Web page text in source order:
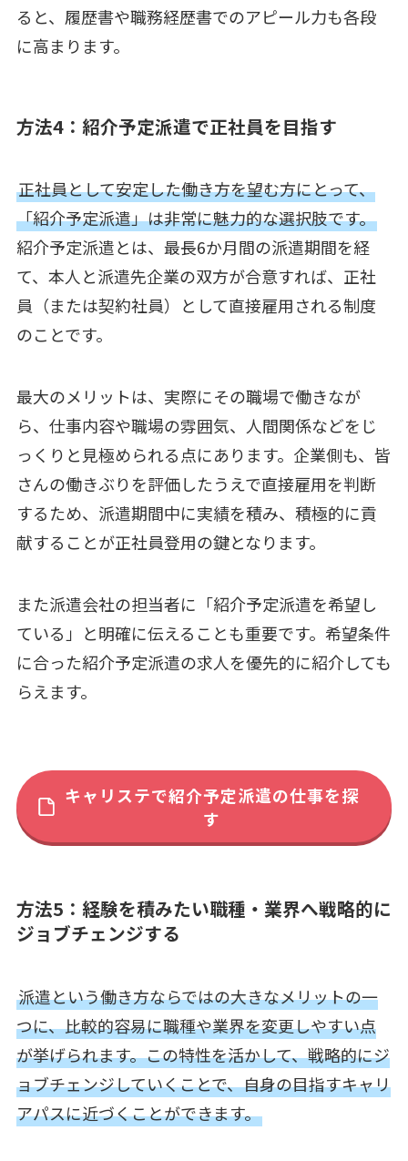
ると、履歴書や職務経歴書でのアピール力も各段
に高まります。
方法4：紹介予定派遣で正社員を目指す
正社員として安定した働き方を望む方にとって、
「紹介予定派遣」は非常に魅力的な選択肢です。
紹介予定派遣とは、最長6か月間の派遣期間を経
て、本人と派遣先企業の双方が合意すれば、正社
員（または契約社員）として直接雇用される制度
のことです。
最大のメリットは、実際にその職場で働きなが
ら、仕事内容や職場の雰囲気、人間関係などをじ
っくりと見極められる点にあります。企業側も、皆
さんの働きぶりを評価したうえで直接雇用を判断
するため、派遣期間中に実績を積み、積極的に貢
献することが正社員登用の鍵となります。
また派遣会社の担当者に「紹介予定派遣を希望し
ている」と明確に伝えることも重要です。希望条件
に合った紹介予定派遣の求人を優先的に紹介しても
らえます。
キャリステで紹介予定派遣の仕事を探
す
方法5：経験を積みたい職種・業界へ戦略的に
ジョブチェンジする
派遣という働き方ならではの大きなメリットの一
つに、比較的容易に職種や業界を変更しやすい点
が挙げられます。この特性を活かして、戦略的にジ
ョブチェンジしていくことで、自身の目指すキャリ
アパスに近づくことができます。